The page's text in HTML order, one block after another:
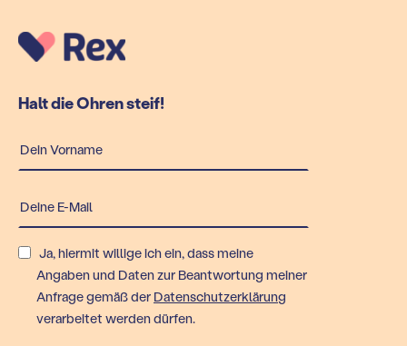
Halt die Ohren steif!
Ja, hiermit willige ich ein, dass meine
Angaben und Daten zur Beantwortung meiner
Anfrage gemäß der Datenschutzerklärung
verarbeitet werden dürfen.